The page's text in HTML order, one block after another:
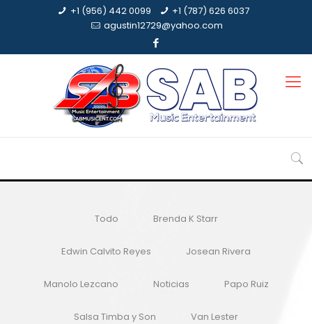
+1 (956) 442 0099
+1 (787) 626 6037
agustin12729@yahoo.com
Todo Brenda K Starr
Edwin Calvito Reyes Josean Rivera
Manolo Lezcano Noticias Papo Ruiz
Salsa Timba y Son Van Lester